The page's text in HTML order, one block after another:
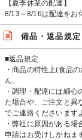
【夏季休業の配達】
8/13～8/16は配達をお
備品・返品規定
■返品規定
・商品の特性上(食品
ん。
・調理・配達には細
た場合や、ご注文と異
でご連絡くださいます
・弊社に原因がある
申請はお受けしかねま